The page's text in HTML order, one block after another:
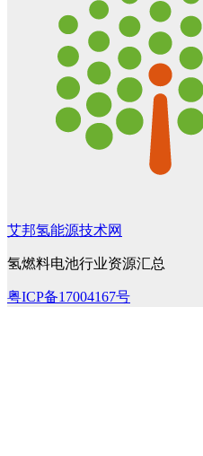
艾邦氢能源技术网
氢燃料电池行业资源汇总
粤ICP备17004167号